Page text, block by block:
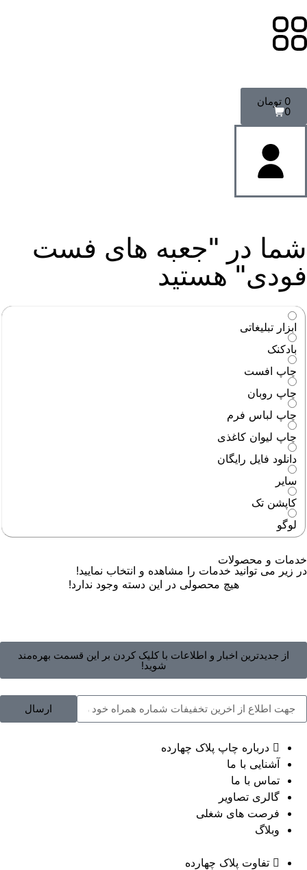
0 تومان
0
شما در "جعبه های فست
فودی" هستید
ابزار تبلیغاتی
بادکنک
چاپ افست
چاپ روبان
چاپ لباس فرم
چاپ لیوان کاغذی
دانلود فایل رایگان
سایر
کاپشن تک
لوگو
خدمات و محصولات
در زیر می توانید خدمات را مشاهده و انتخاب نمایید!
هیچ محصولی در این دسته وجود ندارد!
از جدیدترین اخبار و اطلاعات با کلیک کردن بر این قسمت بهره‌مند
شوید!
ارسال
درباره چاپ پلاک چهارده
آشنایی با ما
تماس با ما
گالری تصاویر
فرصت های شغلی
وبلاگ
تفاوت پلاک چهارده